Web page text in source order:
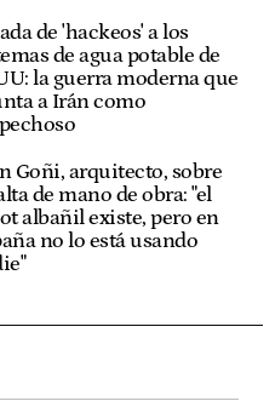
de 'hackeos' a los
de agua potable de
la guerra moderna que
a Irán como
Goñi, arquitecto, sobre
de mano de obra: "el
albañil existe, pero en
no lo está usando